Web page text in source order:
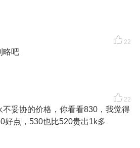
22
略吧
22
不妥协的价格，你看看830，我觉得
好点，530也比520贵出1k多